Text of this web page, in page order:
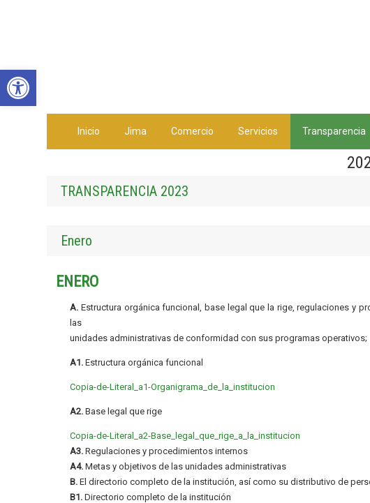
Inicio Jima Comercio Servicios Transparencia
TRANSPARENCIA 2023
Enero
ENERO
A. Estructura orgánica funcional, base legal que la rige, regulaciones y
las
unidades administrativas de conformidad con sus programas operativos;
A1. Estructura orgánica funcional
Copia-de-Literal_a1-Organigrama_de_la_institucion
A2. Base legal que rige
Copia-de-Literal_a2-Base_legal_que_rige_a_la_institucion
A3. Regulaciones y procedimientos internos
A4. Metas y objetivos de las unidades administrativas
B. El directorio completo de la institución, así como su distributivo de
B1. Directorio completo de la institución
Abrir barra de herramientas